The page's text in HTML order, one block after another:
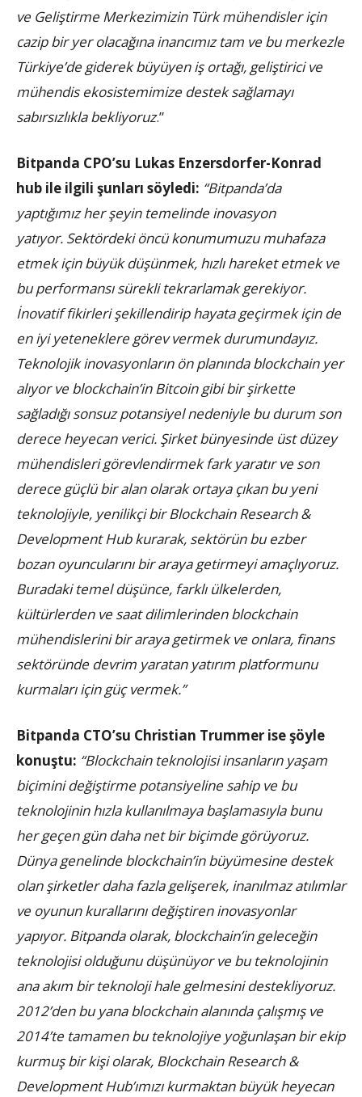
ve Geliştirme Merkezimizin Türk mühendisler için
cazip bir yer olacağına inancımız tam ve bu merkezle
Türkiye’de giderek büyüyen iş ortağı, geliştirici ve
mühendis ekosistemimize destek sağlamayı
sabırsızlıkla bekliyoruz.”
Bitpanda CPO’su Lukas Enzersdorfer-Konrad
hub ile ilgili şunları söyledi: “Bitpanda’da
yaptığımız her şeyin temelinde inovasyon
yatıyor. Sektördeki öncü konumumuzu muhafaza
etmek için büyük düşünmek, hızlı hareket etmek ve
bu performansı sürekli tekrarlamak gerekiyor.
İnovatif fikirleri şekillendirip hayata geçirmek için de
en iyi yeteneklere görev vermek durumundayız.
Teknolojik inovasyonların ön planında blockchain yer
alıyor ve blockchain’in Bitcoin gibi bir şirkette
sağladığı sonsuz potansiyel nedeniyle bu durum son
derece heyecan verici. Şirket bünyesinde üst düzey
mühendisleri görevlendirmek fark yaratır ve son
derece güçlü bir alan olarak ortaya çıkan bu yeni
teknolojiyle, yenilikçi bir Blockchain Research &
Development Hub kurarak, sektörün bu ezber
bozan oyuncularını bir araya getirmeyi amaçlıyoruz.
Buradaki temel düşünce, farklı ülkelerden,
kültürlerden ve saat dilimlerinden blockchain
mühendislerini bir araya getirmek ve onlara, finans
sektöründe devrim yaratan yatırım platformunu
kurmaları için güç vermek.”
Bitpanda CTO’su Christian Trummer ise şöyle
konuştu: “Blockchain teknolojisi insanların yaşam
biçimini değiştirme potansiyeline sahip ve bu
teknolojinin hızla kullanılmaya başlamasıyla bunu
her geçen gün daha net bir biçimde görüyoruz.
Dünya genelinde blockchain’in büyümesine destek
olan şirketler daha fazla gelişerek, inanılmaz atılımlar
ve oyunun kurallarını değiştiren inovasyonlar
yapıyor. Bitpanda olarak, blockchain’in geleceğin
teknolojisi olduğunu düşünüyor ve bu teknolojinin
ana akım bir teknoloji hale gelmesini destekliyoruz.
2012’den bu yana blockchain alanında çalışmış ve
2014’te tamamen bu teknolojiye yoğunlaşan bir ekip
kurmuş bir kişi olarak, Blockchain Research &
Development Hub’ımızı kurmaktan büyük heyecan